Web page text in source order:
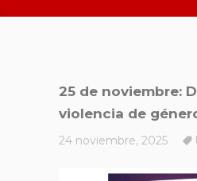
25 de noviembre:
violencia de
24 noviembre, 2025